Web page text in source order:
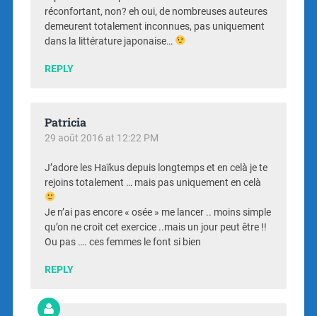
réconfortant, non? eh oui, de nombreuses auteures
demeurent totalement inconnues, pas uniquement
dans la littérature japonaise…
REPLY
Patricia
29 août 2016 at 12:22 PM
J’adore les Haïkus depuis longtemps et en celà je te
rejoins totalement … mais pas uniquement en celà
Je n’ai pas encore « osée » me lancer .. moins simple
qu’on ne croit cet exercice ..mais un jour peut être !!
Ou pas …. ces femmes le font si bien
REPLY